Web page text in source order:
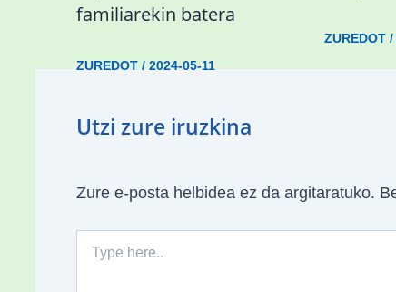
familiarekin batera
ZUREDOT/ 2024-05-11
ZUREDOT
Utzi zure iruzkina
Zure e-posta helbidea ez da argitaratuko.
here..